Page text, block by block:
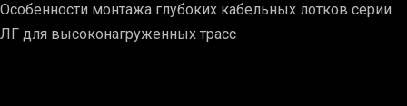
Особенности монтажа глубоких кабельных лотков серии
ЛГ для высоконагруженных трасс